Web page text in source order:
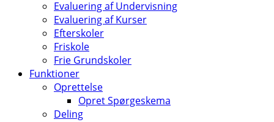
Evaluering af Undervisning
Evaluering af Kurser
Efterskoler
Friskole
Frie Grundskoler
Funktioner
Oprettelse
Opret Spørgeskema
Deling